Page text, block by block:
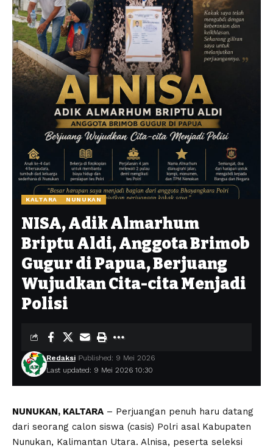
KALTARA NUNUKAN
NISA, Adik Almarhum
Briptu Aldi, Anggota Brimob
Gugur di Papua, Berjuang
Wujudkan Cita-cita Menjadi
Polisi
Last updated: 9 Mei 2026 10:30
Redaksi Published: 9 Mei 2026
NUNUKAN, KALTARA – Perjuangan penuh haru datang
dari seorang calon siswa (casis) Polri asal Kabupaten
Nunukan, Kalimantan Utara. Alnisa, peserta seleksi